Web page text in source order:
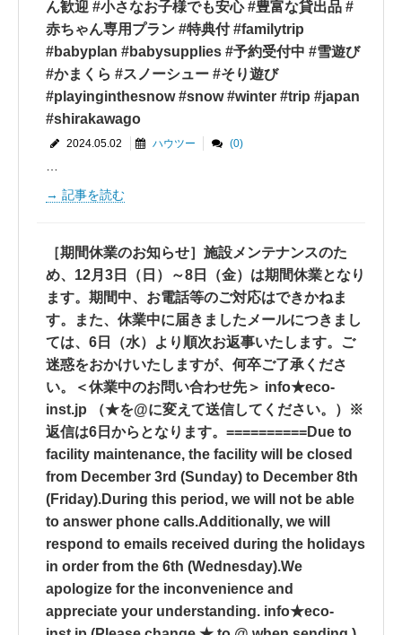
ん歓迎 #小さなお子様でも安心 #豊富な貸出品 #
赤ちゃん専用プラン #特典付 #familytrip
#babyplan #babysupplies #予約受付中 #雪遊び
#かまくら #スノーシュー #そり遊び
#playinginthesnow #snow #winter #trip #japan
#shirakawago
2024.05.02 ハウツー (0)
記事を読む
［期間休業のお知らせ］施設メンテナンスのた
め、12月3日（日）～8日（金）は期間休業となり
ます。期間中、お電話等のご対応はできかねま
す。また、休業中に届きましたメールにつきまし
ては、6日（水）より順次お返事いたします。ご
迷惑をおかけいたしますが、何卒ご了承くださ
い。＜休業中のお問い合わせ先＞ info★eco-
inst.jp （★を@に変えて送信してください。）※
返信は6日からとなります。==========Due to
facility maintenance, the facility will be closed
from December 3rd (Sunday) to December 8th
(Friday).During this period, we will not be able
to answer phone calls.Additionally, we will
respond to emails received during the holidays
in order from the 6th (Wednesday).We
apologize for the inconvenience and
appreciate your understanding. info★eco-